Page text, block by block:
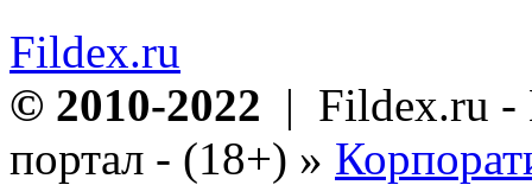
Fildex.ru
© 2010-2022 | Fildex.ru -
портал - (18+) »